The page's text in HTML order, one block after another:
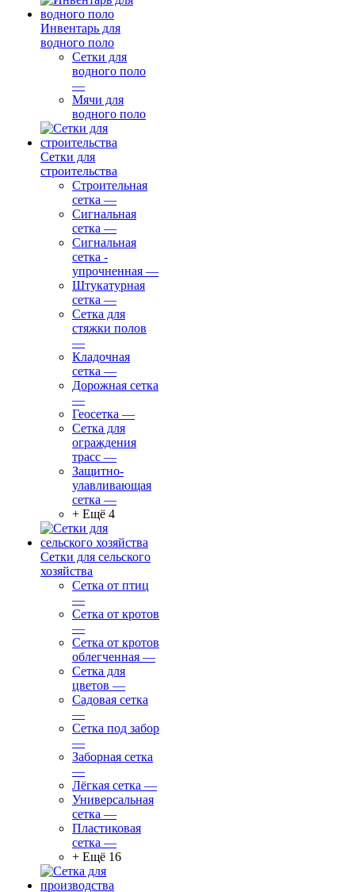
Инвентарь для
водного поло
Сетки для
водного поло
—
Мячи для
водного поло
Сетки для
строительства
Строительная
сетка —
Сигнальная
сетка —
Сигнальная
сетка -
упрочненная —
Штукатурная
сетка —
Сетка для
стяжки полов
—
Кладочная
сетка —
Дорожная сетка
—
Геосетка —
Сетка для
ограждения
трасс —
Защитно-
улавливающая
сетка —
+ Ещё 4
Сетки для сельского
хозяйства
Сетка от птиц
—
Сетка от кротов
—
Сетка от кротов
облегченная —
Сетка для
цветов —
Садовая сетка
—
Сетка под забор
—
Заборная сетка
—
Лёгкая сетка —
Универсальная
сетка —
Пластиковая
сетка —
+ Ещё 16